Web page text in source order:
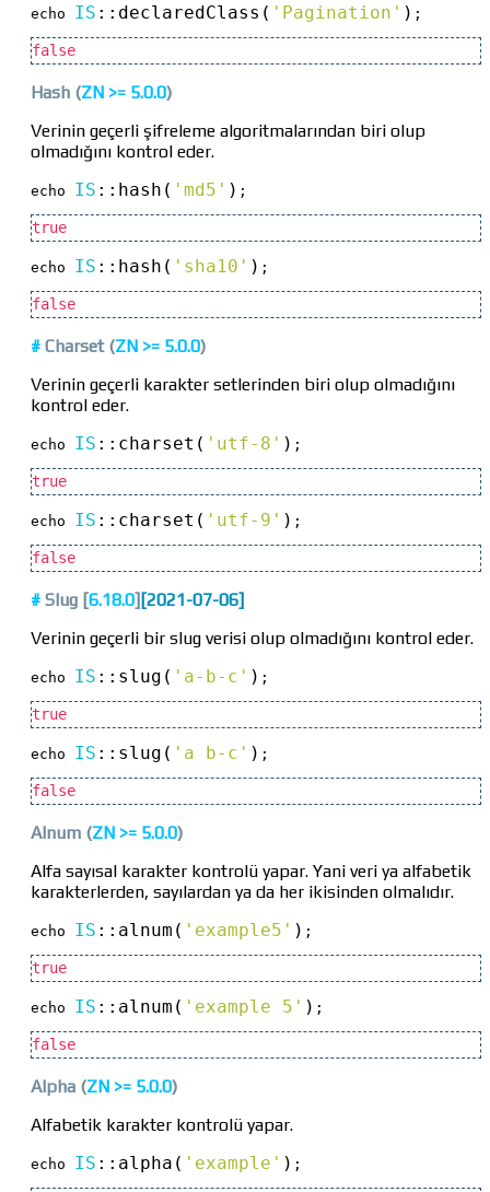
echo IS :: declaredClass( 'Pagination' ) ;
false
Hash (ZN >= 5.0.0)
Verinin geçerli şifreleme algoritmalarından biri olup
olmadığını kontrol eder.
echo IS :: hash( 'md5' ) ;
true
echo IS :: hash( 'sha10' ) ;
false
# Charset(ZN >= 5.0.0)
Verinin geçerli karakter setlerinden biri olup olmadığını
kontrol eder.
echo IS :: charset( 'utf-8' ) ;
true
echo IS :: charset( 'utf-9' ) ;
false
# Slug [6.18.0][2021-07-06]
Verinin geçerli bir slug verisi olup olmadığını kontrol eder.
echo IS :: slug( 'a-b-c' ) ;
true
echo IS :: slug( 'a b-c' ) ;
false
Alnum (ZN >= 5.0.0)
Alfa sayısal karakter kontrolü yapar. Yani veri ya alfabetik
karakterlerden, sayılardan ya da her ikisinden olmalıdır.
echo IS :: alnum( 'example5' ) ;
true
echo IS :: alnum( 'example 5' ) ;
false
Alpha (ZN >= 5.0.0)
Alfabetik karakter kontrolü yapar.
echo IS :: alpha( 'example' ) ;